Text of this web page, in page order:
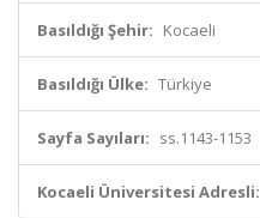
Basıldığı Şehir: Kocaeli
Basıldığı Ülke: Türkiye
Sayfa Sayıları: ss.1143-1153
Kocaeli Üniversitesi Adresli: